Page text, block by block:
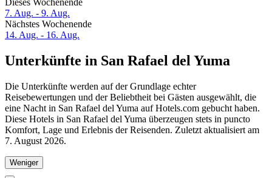
Dieses Wochenende
7. Aug. - 9. Aug.
Nächstes Wochenende
14. Aug. - 16. Aug.
Unterkünfte in San Rafael del Yuma
Die Unterkünfte werden auf der Grundlage echter
Reisebewertungen und der Beliebtheit bei Gästen ausgewählt, die
eine Nacht in San Rafael del Yuma auf Hotels.com gebucht haben.
Diese Hotels in San Rafael del Yuma überzeugen stets in puncto
Komfort, Lage und Erlebnis der Reisenden. Zuletzt aktualisiert am
7. August 2026.
Weniger